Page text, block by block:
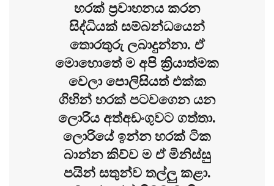
හරක් ප්‍රවාහනය කරන
සිද්ධියක් සම්බන්ධයෙන්
තොරතුරු ලබාදුන්නා. ඒ
මොහොතේ ම අපි ක්‍රියාත්මක
වෙලා පොලිසියත් එක්ක
ගිහින් හරක් පටවගෙන යන
ලොරිය අත්අඩංගුවට ගත්තා.
ලොරියේ ඉන්න හරක් ටික
බාන්න කිව්ව ම ඒ මිනිස්සු
පයින් සතුන්ව තල්ලු කළා.